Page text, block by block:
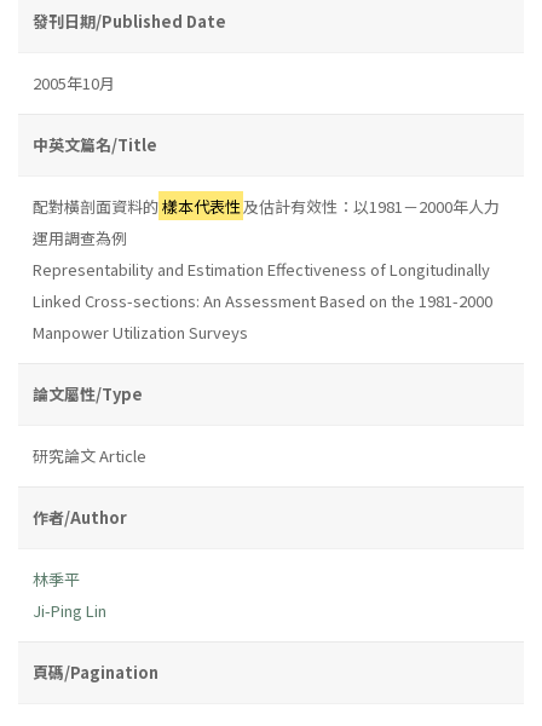
發刊日期/Published Date
2005年10月
中英文篇名/Title
配對橫剖面資料的樣本代表性及估計有效性：以1981－2000年人力
運用調查為例
Representability and Estimation Effectiveness of Longitudinally
Linked Cross-sections: An Assessment Based on the 1981-2000
Manpower Utilization Surveys
論文屬性/Type
研究論文 Article
作者/Author
林季平
Ji-Ping Lin
頁碼/Pagination